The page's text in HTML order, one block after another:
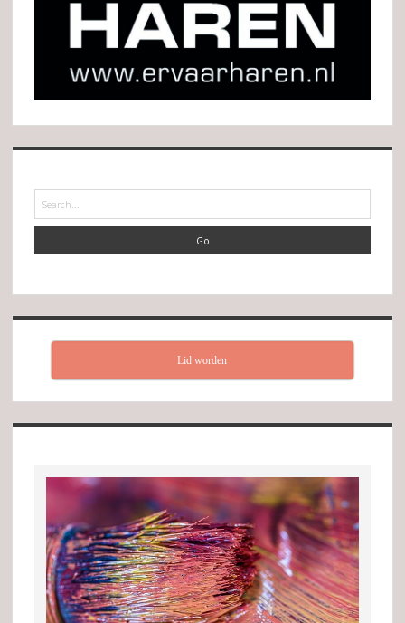
Lid worden